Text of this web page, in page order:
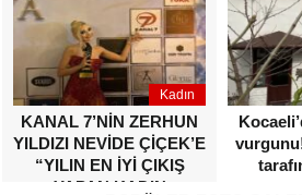
Kadın
KANAL 7’NİN ZERHUN
YILDIZI NEVİDE ÇİÇEK’E
“YILIN EN İYİ ÇIKIŞ
YAPAN KADIN